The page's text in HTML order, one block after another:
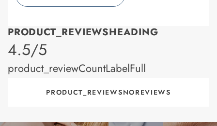
PRODUCT_REVIEWSHEADING
product_rating
4.5/5
product_reviewCountLabelFull
PRODUCT_REVIEWSNOREVIEWS